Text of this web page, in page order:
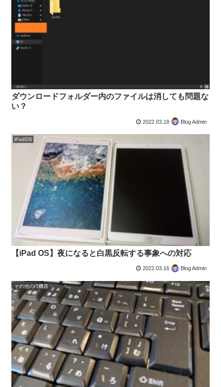
ダウンロードフォルダー内のファイルは消しても問題な
い？
2022.03.18 Blog Admin
iPadOS
【iPad OS】夜になると白黒反転する事象への対応
2022.03.16 Blog Admin
その他のIT機器